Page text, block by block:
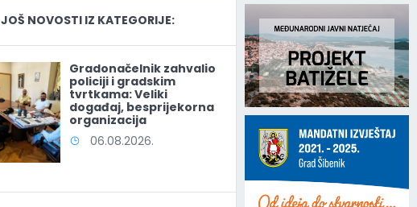
JOŠ NOVOSTI IZ KATEGORIJE:
Gradonačelnik zahvalio
policiji i gradskim
tvrtkama: Veliki
događaj, besprijekorna
organizacija
06.08.2026.